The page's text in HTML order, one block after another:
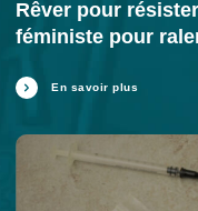
Rêver pour
féministe pour
En savoir plus